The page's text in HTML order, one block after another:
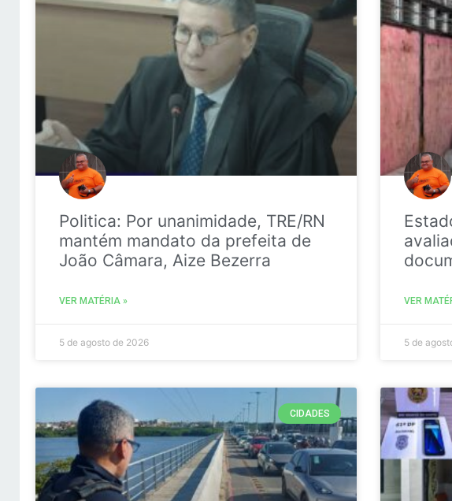
Politica: Por unanimidade, TRE/RN
mantém mandato da prefeita de
João Câmara, Aize Bezerra
VER MATÉRIA »
5 de agosto de 2026
VER
5 de
CIDADES